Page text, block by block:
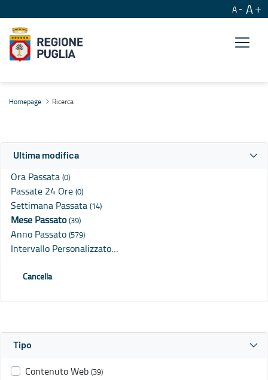
A A
Homepage Ricerca
Ultima modifica
Ora Passata (0)
Passate 24 Ore (0)
Settimana Passata (14)
Mese Passato(39)
Anno Passato (579)
Intervallo Personalizzato…
Cancella
Tipo
Contenuto Web (39)